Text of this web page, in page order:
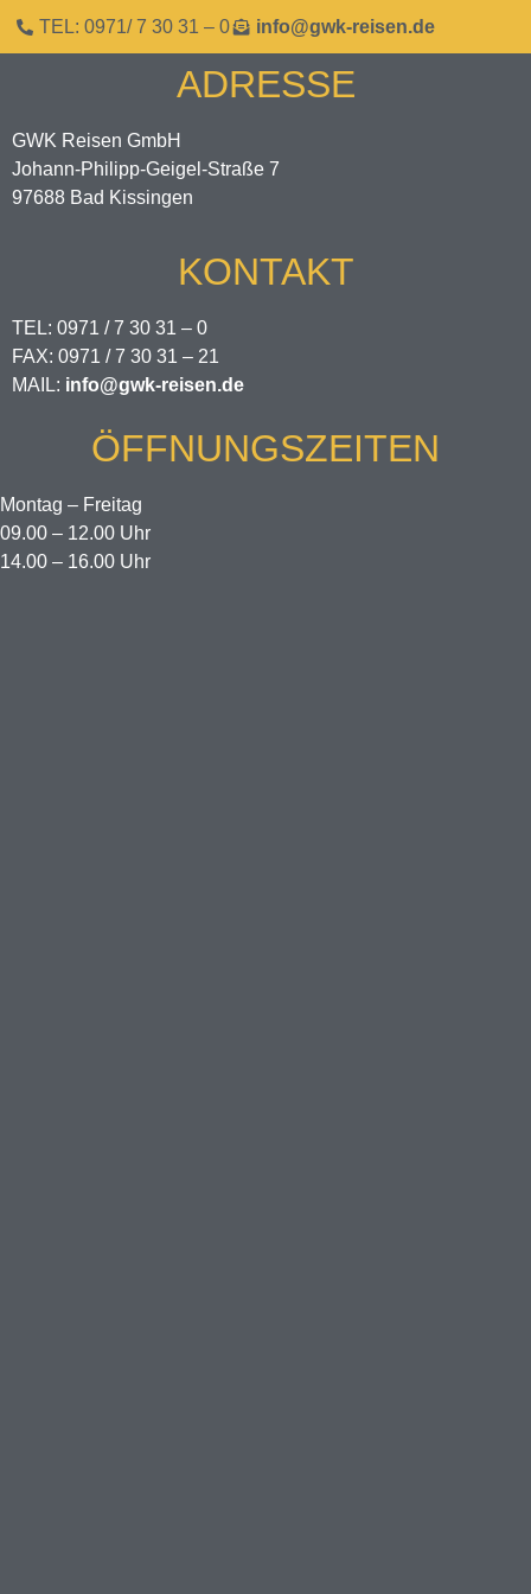
TEL: 0971/ 7 30 31 – 0 info@gwk-reisen.de
ADRESSE
GWK Reisen GmbH
Johann-Philipp-Geigel-Straße 7
97688 Bad Kissingen
KONTAKT
TEL: 0971 / 7 30 31 – 0
FAX: 0971 / 7 30 31 – 21
MAIL: info@gwk-reisen.de
ÖFFNUNGSZEITEN
Montag – Freitag
09.00 – 12.00 Uhr
14.00 – 16.00 Uhr